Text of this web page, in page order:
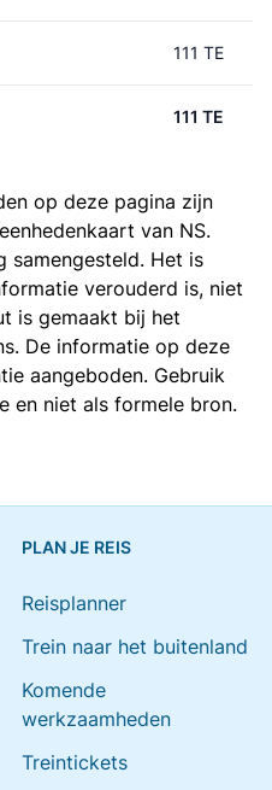
111 TE
111 TE
op deze pagina zijn
van NS.
samengesteld. Het is
verouderd is, niet
is gemaakt bij het
De informatie op deze
aangeboden. Gebruik
en niet als formele bron.
PLAN JE REIS
Reisplanner
Trein naar het buitenland
Komende
werkzaamheden
Treintickets